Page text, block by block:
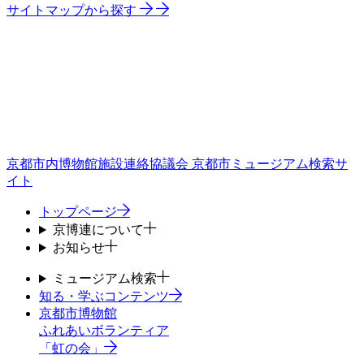
サイトマップから探す
京都市内博物館施設連絡協議会 京都市ミュージアム検索サ
イト
トップページ
京博連について
お知らせ
ミュージアム検索
知る・学ぶコンテンツ
京都市博物館
ふれあいボランティア
「虹の会」